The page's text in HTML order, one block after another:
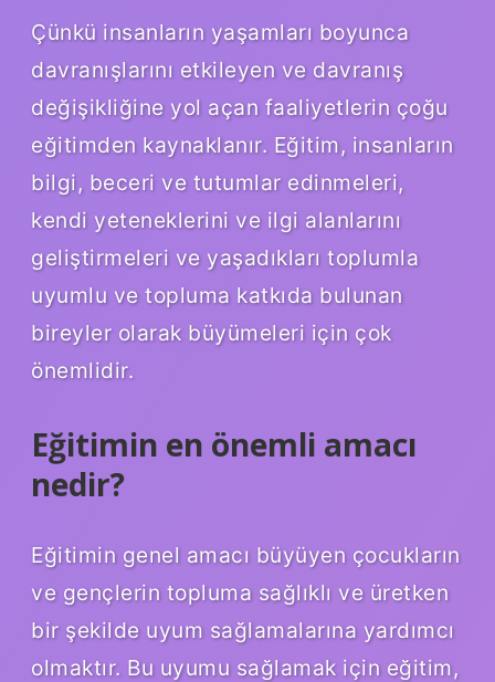
Çünkü insanların yaşamları boyunca
davranışlarını etkileyen ve davranış
değişikliğine yol açan faaliyetlerin çoğu
eğitimden kaynaklanır. Eğitim, insanların
bilgi, beceri ve tutumlar edinmeleri,
kendi yeteneklerini ve ilgi alanlarını
geliştirmeleri ve yaşadıkları toplumla
uyumlu ve topluma katkıda bulunan
bireyler olarak büyümeleri için çok
önemlidir.
Eğitimin en önemli amacı
nedir?
Eğitimin genel amacı büyüyen çocukların
ve gençlerin topluma sağlıklı ve üretken
bir şekilde uyum sağlamalarına yardımcı
olmaktır. Bu uyumu sağlamak için eğitim,